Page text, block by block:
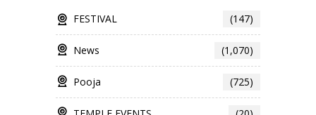
FESTIVAL (147)
News (1,070)
Pooja (725)